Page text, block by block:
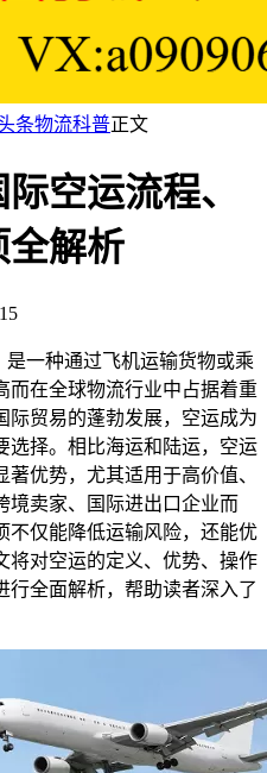
条物流科普正文
空运流程、
全解析
是一种通过飞机运输货物或乘
而在全球物流行业中占据着重
际贸易的蓬勃发展，空运成为
选择。相比海运和陆运，空运
优势，尤其适用于高价值、
境卖家、国际进出口企业而
不仅能降低运输风险，还能优
将对空运的定义、优势、操作
行全面解析，帮助读者深入了